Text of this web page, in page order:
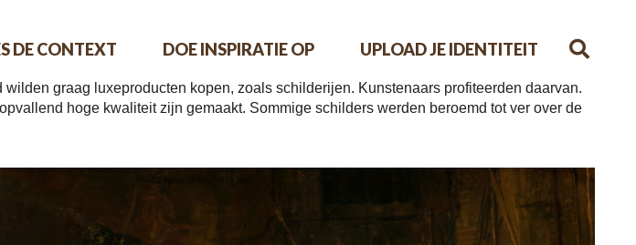
DE CONTEXT DOE INSPIRATIE OP UPLOAD JE IDENTITEIT
graag luxeproducten kopen, zoals schilderijen. Kunstenaars profiteerden daarvan.
hoge kwaliteit zijn gemaakt. Sommige schilders werden beroemd tot ver over de